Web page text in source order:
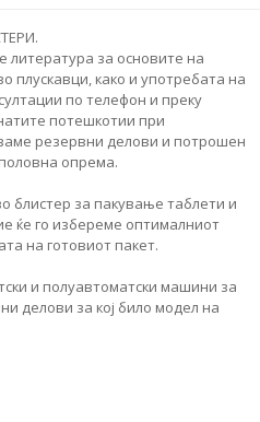
литература за основите на
плускавци, како и употребата на
по телефон и преку
потешкотии при
резервни делови и потрошен
опрема.
блистер за пакување таблети и
ќе го избереме оптималниот
на готовиот пакет.
и полуавтоматски машини за
делови за кој било модел на